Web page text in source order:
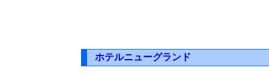
ホテルニューグランド